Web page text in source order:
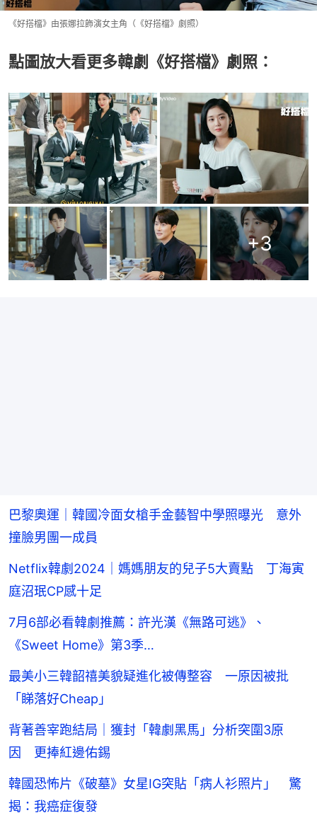
《好搭檔》由張娜拉飾演女主角（《好搭檔》劇照）
點圖放大看更多韓劇《好搭檔》劇照：
+3
巴黎奧運｜韓國冷面女槍手金藝智中學照曝光 意外
撞臉男團一成員
Netflix韓劇2024｜媽媽朋友的兒子5大賣點 丁海寅
庭沼珉CP感十足
7月6部必看韓劇推薦：許光漢《無路可逃》、
《Sweet Home》第3季…
最美小三韓韶禧美貌疑進化被傳整容 一原因被批
「睇落好Cheap」
背著善宰跑結局｜獲封「韓劇黑馬」分析突圍3原
因 更捧紅邊佑錫
韓國恐怖片《破墓》女星IG突貼「病人衫照片」 驚
揭：我癌症復發